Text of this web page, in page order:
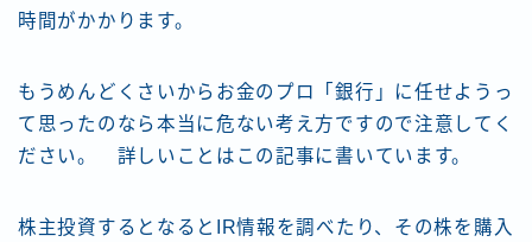
時間がかかります。
もうめんどくさいからお金のプロ「銀行」に任せようっ
て思ったのなら本当に危ない考え方ですので注意してく
ださい。 詳しいことはこの記事に書いています。
株主投資するとなるとIR情報を調べたり、その株を購入